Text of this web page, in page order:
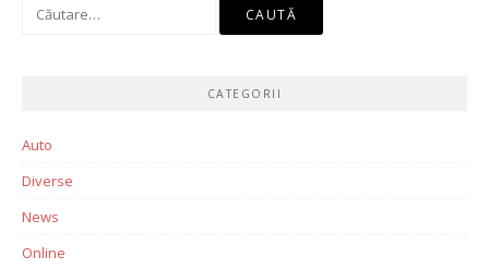
Caută
CATEGORII
Auto
Diverse
News
Online